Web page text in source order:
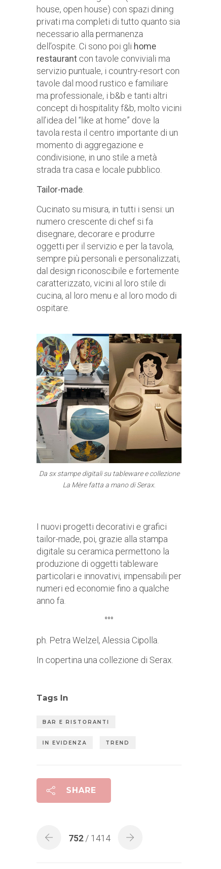
house, open house) con spazi dining
privati ma completi di tutto quanto sia
necessario alla permanenza
dell’ospite. Ci sono poi gli home
restaurant con tavole conviviali ma
servizio puntuale, i country-resort con
tavole dal mood rustico e familiare
ma professionale, i b&b e tanti altri
concept di hospitality f&b, molto vicini
all’idea del “like at home” dove la
tavola resta il centro importante di un
momento di aggregazione e
condivisione, in uno stile a metà
strada tra casa e locale pubblico.
Tailor-made.
Cucinato su misura, in tutti i sensi: un
numero crescente di chef si fa
disegnare, decorare e produrre
oggetti per il servizio e per la tavola,
sempre più personali e personalizzati,
dal design riconoscibile e fortemente
caratterizzato, vicini al loro stile di
cucina, al loro menu e al loro modo di
ospitare.
Da sx stampe digitali su tableware e collezione
La Mère fatta a mano di Serax.
I nuovi progetti decorativi e grafici
tailor-made, poi, grazie alla stampa
digitale su ceramica permettono la
produzione di oggetti tableware
particolari e innovativi, impensabili per
numeri ed economie fino a qualche
anno fa.
°°°
ph. Petra Welzel, Alessia Cipolla.
In copertina una collezione di Serax.
Tags In
BAR E RISTORANTI
IN EVIDENZA TREND
SHARE
752 / 1414